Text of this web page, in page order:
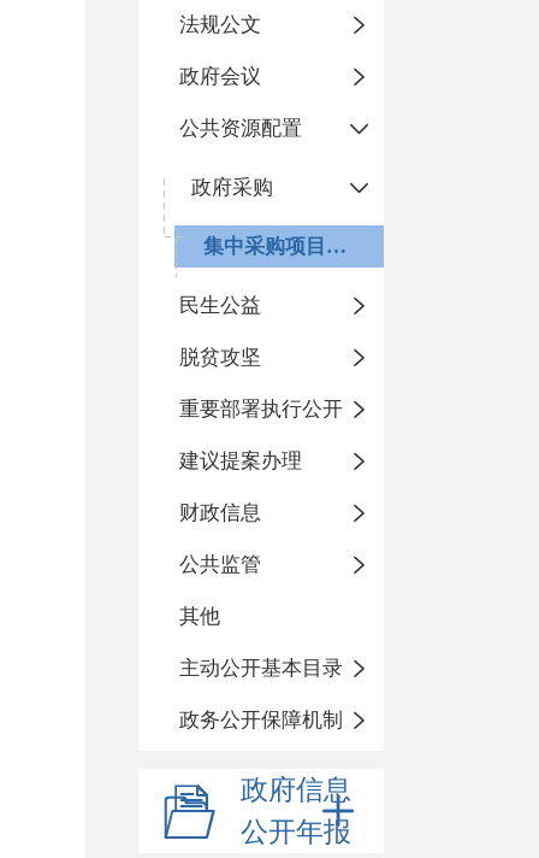
法规公文
政府会议
公共资源配置
政府采购
集中采购项目目录
民生公益
脱贫攻坚
重要部署执行公开
建议提案办理
财政信息
公共监管
其他
主动公开基本目录
政务公开保障机制
政府信息
公开年报